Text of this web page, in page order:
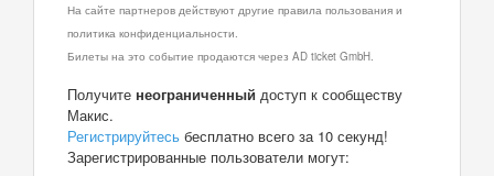
На сайте партнеров действуют другие правила пользования и
политика конфиденциальности.
Билеты на это событие продаются через AD ticket GmbH.
Получите неограниченный доступ к сообществу
Макис.
Регистрируйтесь бесплатно всего за 10 секунд!
Зарегистрированные пользователи могут: